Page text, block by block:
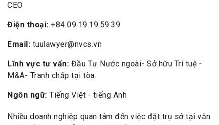
CEO
Điện thoại: +84 09.19.19.59.39
Email: tuulawyer@nvcs.vn
Lĩnh vực tư vấn: Đầu Tư Nước ngoài- Sở hữu Trí tuệ -
M&A- Tranh chấp tại tòa.
Ngôn ngữ: Tiếng Việt - tiếng Anh
Nhiều doanh nghiệp quan tâm đến việc đặt trụ sở tại văn